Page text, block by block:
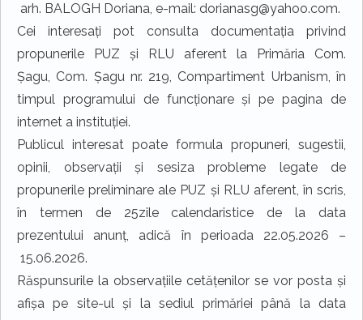
arh. BALOGH Doriana, e-mail: dorianasg@yahoo.com.
Cei interesați pot consulta documentația privind
propunerile PUZ și RLU aferent la Primăria Com.
Șagu, Com. Șagu nr. 219, Compartiment Urbanism, în
timpul programului de funcționare și pe pagina de
internet a instituției.
Publicul interesat poate formula propuneri, sugestii,
opinii, observații și sesiza probleme legate de
propunerile preliminare ale PUZ și RLU aferent, în scris,
în termen de 25zile calendaristice de la data
prezentului anunț, adică în perioada 22.05.2026 –
15.06.2026.
Răspunsurile la observațiile cetățenilor se vor posta și
afișa pe site-ul și la sediul primăriei până la data